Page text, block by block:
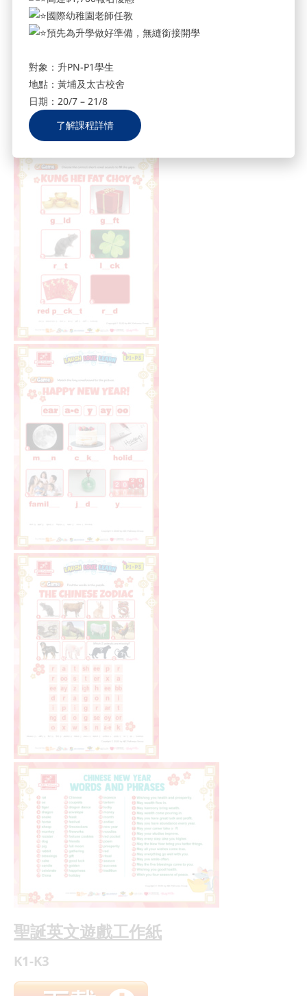
聖誕英文遊戲工作紙
K1-K3
國際幼稚園老師任教
預先為升學做好準備，無縫銜接開學
對象：升PN-P1學生
地點：黃埔及太古校舍
日期：20/7 – 21/8
了解課程詳情